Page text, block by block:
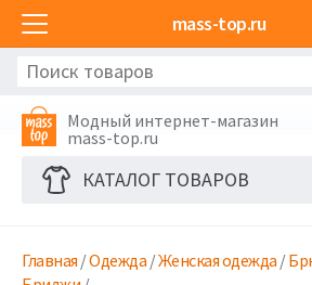
mass-top.ru
Модный интернет-магазин
mass-top.ru
КАТАЛОГ ТОВАРОВ
Главная /Одежда /Женская одежда /